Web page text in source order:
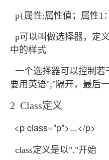
p{属性:属性值；属性1
p可以叫做选择器，定
中的样式
一个选择器可以控制
要用英语";"隔开，最后
2 Class定义
<p class="p">...</p>
class定义是以"."开始